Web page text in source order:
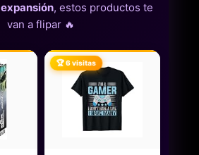
expansión, estos productos te
van a flipar 🔥
🏆 6 visitas